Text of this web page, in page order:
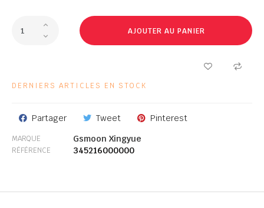
AJOUTER AU PANIER
DERNIERS ARTICLES EN STOCK
Partager Tweet Pinterest
MARQUE Gsmoon Xingyue
RÉFÉRENCE 345216000000